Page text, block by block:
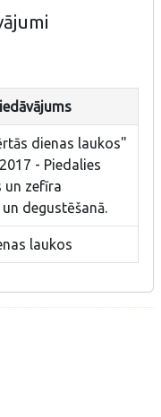
dienas laukos"
- Piedalies
un zefīra
degustēšanā.
laukos